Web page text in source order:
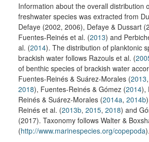
Information about the overall distribution
freshwater species was extracted from
Defaye (2002, 2006), Defaye & Dussart
Fuentes-Reinés et al. (2013) and
al. (2014). The distribution of planktonic
brackish water follows Razouls et al. (
of benthic species of brackish water
Fuentes-Reinés & Suárez-Morales (2013,
2018), Fuentes-Reinés & Gómez (2014),
Reinés & Suárez-Morales (2014a, 2014b
Reinés et al. (2013b, 2015, 2018) and
(2017). Taxonomy follows Walter &
(http://www.marinespecies.org/copepoda).